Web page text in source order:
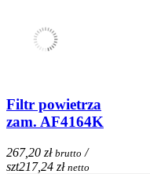
Filtr powietrza
zam. AF4164K
267,20 zł brutto /
szt217,24 zł netto